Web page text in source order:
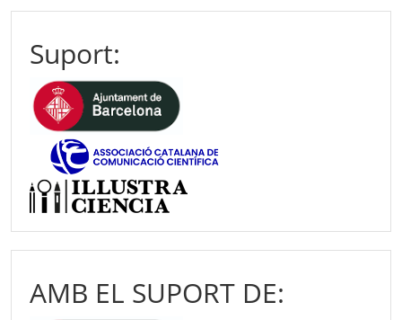
Suport:
AMB EL SUPORT DE: